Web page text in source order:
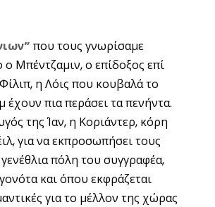
που τους γνωρίσαμε
ο Μπέντζαμιν, ο επίδοξος επί
η Λόις που κουβαλά το
πια περάσει τα πενήντα.
της Ίαν, η Κοριάντερ, κόρη
για να εκπροσωπήσει τους
πόλη του συγγραφέα,
και όπου εκφράζεται
για το μέλλον της χώρας